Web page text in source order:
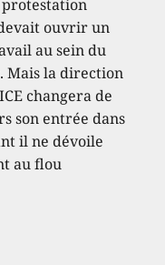
ouvrir un
au sein du
Mais la direction
changera de
son entrée dans
il ne dévoile
au flou